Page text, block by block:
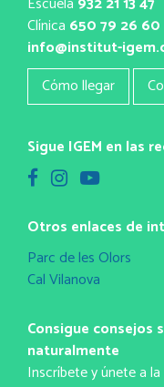
Clínica 650 79 26 60
info@institut-
Cómo llegar
Sigue IGEM en las
Otros enlaces de
Parc de les Olors
Cal Vilanova
Consigue consejos
naturalmente
Inscríbete y únete a